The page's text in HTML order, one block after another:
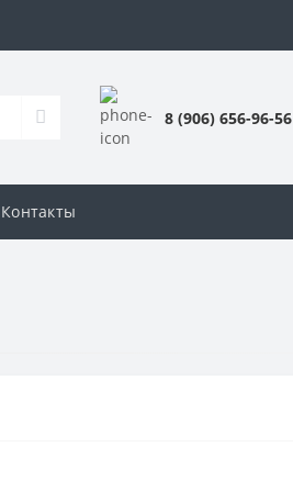
8 (906) 656-96-56
Контакты